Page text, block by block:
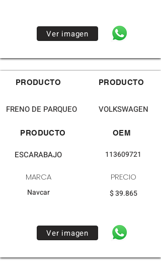
Ver imagen
PRODUCTO PRODUCTO
FRENO DE PARQUEO VOLKSWAGEN
PRODUCTO
ESCARABAJO
MARCA
Navcar
OEM
113609721
PRECIO
$ 39.865
Ver imagen